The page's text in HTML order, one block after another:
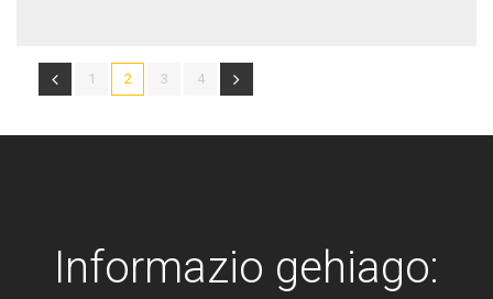
1 2 3 4
Informazio gehiago: